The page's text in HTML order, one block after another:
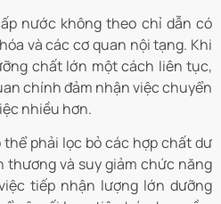
nước không theo chỉ dẫn có
và các cơ quan nội tạng. Khi
chất lớn một cách liên tục,
chính đảm nhận việc chuyển
nhiều hơn.
phải lọc bỏ các hợp chất dư
thương và suy giảm chức năng
tiếp nhận lượng lớn dưỡng